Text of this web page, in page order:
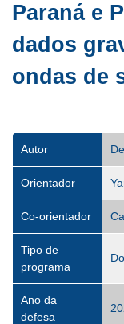
Paraná e
dados
ondas de
Autor
Orientador
Co-orientador
Tipo de
programa
Ano da
defesa